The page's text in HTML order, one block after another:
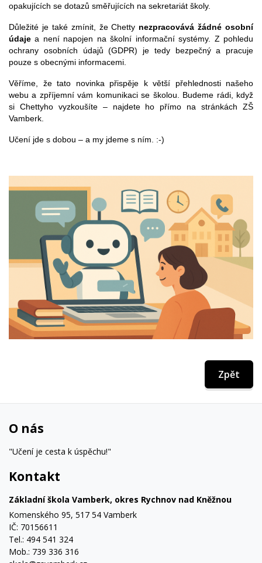
opakujících se dotazů směřujících na sekretariát školy.
Důležité je také zmínit, že Chetty nezpracovává žádné osobní
údaje a není napojen na školní informační systémy. Z pohledu
ochrany osobních údajů (GDPR) je tedy bezpečný a pracuje
pouze s obecnými informacemi.
Věříme, že tato novinka přispěje k větší přehlednosti našeho
webu a zpříjemní vám komunikaci se školou. Budeme rádi, když
si Chettyho vyzkoušíte – najdete ho přímo na stránkách ZŠ
Vamberk.
Učení jde s dobou – a my jdeme s ním. :-)
Zpět
O nás
"Učení je cesta k úspěchu!"
Kontakt
Základní škola Vamberk, okres Rychnov nad Kněžnou
Komenského 95, 517 54 Vamberk
IČ: 70156611
Tel.: 494 541 324
Mob.: 739 336 316